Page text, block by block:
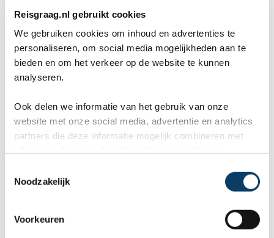
Reisgraag.nl gebruikt cookies
We gebruiken cookies om inhoud en advertenties te
personaliseren, om social media mogelijkheden aan te
bieden en om het verkeer op de website te kunnen
analyseren.
Ook delen we informatie van het gebruik van onze
website met onze social media, advertentie en analytics
partners die deze informatie mogelijk combineren met
Noodzakelijk
Voorkeuren
genieten op Mauritus. De
aangeboden reis via Reisgraag
is prima uitgebalanceerd om alle
mooie dingen van het eiland te
kunnen ontdekken...
Offerteformulier
reisexperts maken gratis en vrijblijvend een